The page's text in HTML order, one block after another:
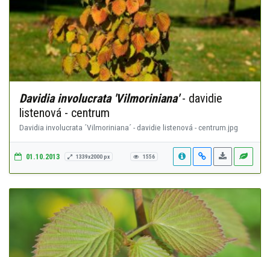
Davidia involucrata 'Vilmoriniana'- davidie
listenová - centrum
Davidia involucrata ´Vilmoriniana´ - davidie listenová - centrum.jpg
01.10.2013 1339x2000 px 1556